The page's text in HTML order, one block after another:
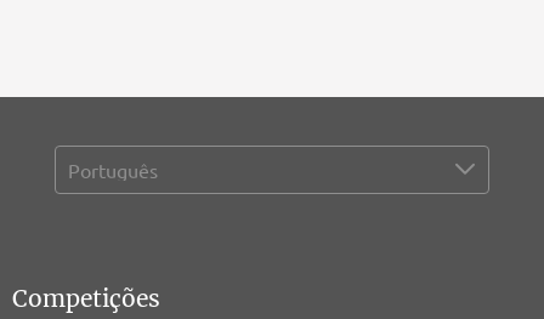
Competições